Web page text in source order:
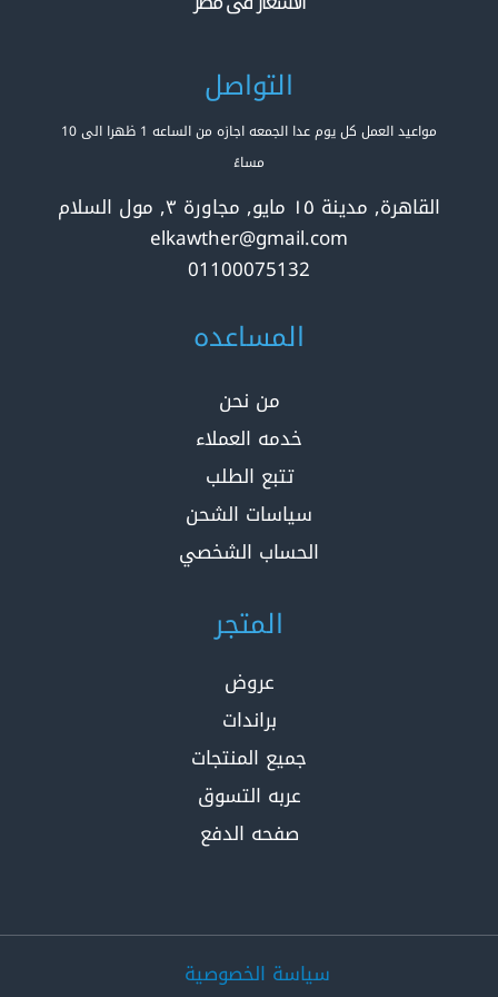
التواصل
مواعيد العمل كل يوم عدا الجمعه اجازه من الساعه 1 ظهرا الى 10
مساءً
القاهرة, مدينة ١٥ مايو, مجاورة ٣, مول السلام
elkawther@gmail.com
01100075132
المساعده
من نحن
خدمه العملاء
تتبع الطلب
سياسات الشحن
الحساب الشخصي
المتجر
عروض
براندات
جميع المنتجات
عربه التسوق
صفحه الدفع
سياسة الخصوصية